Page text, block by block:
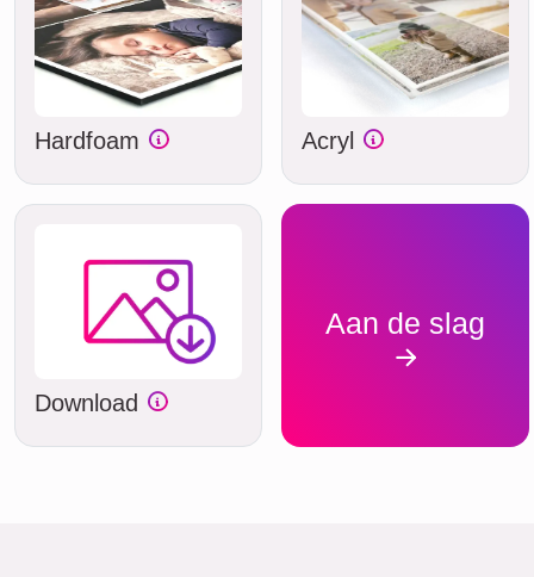
Hardfoam Acryl
Download
Aan de slag